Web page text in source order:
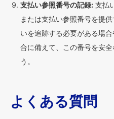
支払い参照番号の記録: 支払
または支払い参照番号を提
いを追跡する必要がある場
合に備えて、この番号を安
う。
よくある質問